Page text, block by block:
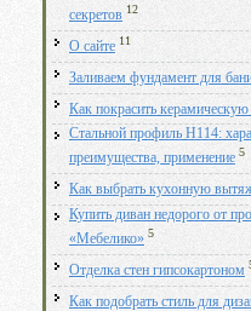
секретов 12
О сайте 11
Заливаем фундамент для
Как покрасить
Стальной профиль Н114:
преимущества, применение 5
Как выбрать кухонную
Купить диван недорого от
«Мебелико» 5
Отделка стен гипсокартоном
Как подобрать стиль для